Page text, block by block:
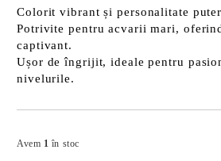
Colorit vibrant și personalitate
Potrivite pentru acvarii mari,
captivant.
Ușor de îngrijit, ideale pentru
nivelurile.
Avem 1 în stoc